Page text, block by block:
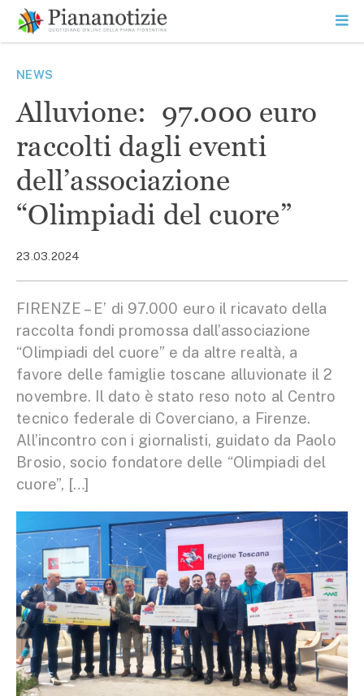
contenuto
SEARCH
NEWS
Alluvione: 97.000 euro
raccolti dagli eventi
dell’associazione
“Olimpiadi del cuore”
23.03.2024
FIRENZE – E’ di 97.000 euro il ricavato della
raccolta fondi promossa dall’associazione
“Olimpiadi del cuore” e da altre realtà, a
favore delle famiglie toscane alluvionate il 2
novembre. Il dato è stato reso noto al Centro
tecnico federale di Coverciano, a Firenze.
All’incontro con i giornalisti, guidato da Paolo
Brosio, socio fondatore delle “Olimpiadi del
cuore”, […]